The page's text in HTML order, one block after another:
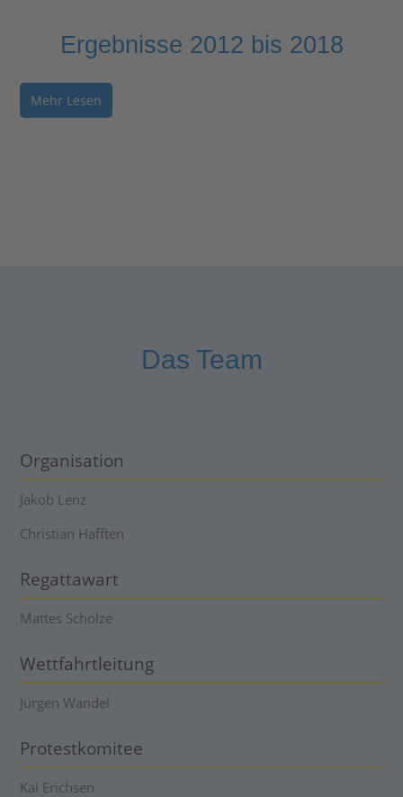
Ergebnisse 2012 bis 2018
Mehr Lesen
Das Team
Organisation
Jakob Lenz
Christian Hafften
Regattawart
Mattes Scholze
Wettfahrtleitung
Jürgen Wandel
Protestkomitee
Kai Erichsen